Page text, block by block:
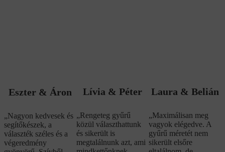
Eszter & Áron
„Nagyon kedvesek és
segítőkészek, a
választék széles és a
végeredmény
Lívia & Péter
„Rengeteg gyűrű
közül választhattunk
és sikerült is
megtalálnunk azt, ami
Laura & Belián
„Maximálisan meg
vagyok elégedve. A
gyűrű méretét nem
sikerült elsőre